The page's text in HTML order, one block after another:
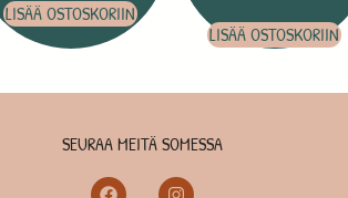
LISÄÄ OSTOSKORIIN
LISÄÄ OSTOSKORIIN
SEURAA MEITÄ SOMESSA